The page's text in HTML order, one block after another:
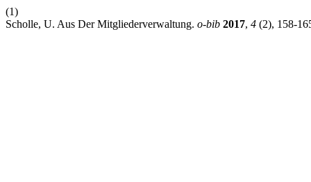
(1)
Scholle, U. Aus Der Mitgliederverwaltung. o-bib 2017, 4 (2), 158-